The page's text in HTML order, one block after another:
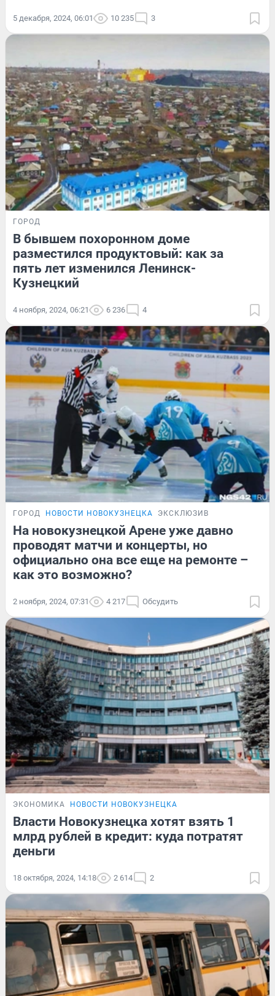
5 декабря, 2024, 06:01 10 235 3
ГОРОД
В бывшем похоронном доме
разместился продуктовый: как за
пять лет изменился Ленинск-
Кузнецкий
4 ноября, 2024, 06:21 6 236 4
ГОРОД НОВОСТИ НОВОКУЗНЕЦКА ЭКСКЛЮЗИВ
На новокузнецкой Арене уже давно
проводят матчи и концерты, но
официально она все еще на ремонте –
как это возможно?
2 ноября, 2024, 07:31 4 217 Обсудить
ЭКОНОМИКА НОВОСТИ НОВОКУЗНЕЦКА
Власти Новокузнецка хотят взять 1
млрд рублей в кредит: куда потратят
деньги
18 октября, 2024, 14:18 2 614 2